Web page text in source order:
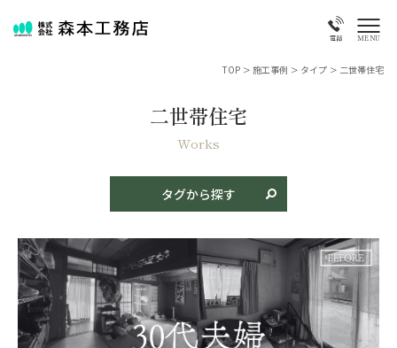
電話 MENU
TOP > 施工事例 > タイプ > 二世帯住宅
二世帯住宅
Works
タグから探す
商品名
古民家再生
タイプ
二階建て 特殊・変形地 二世帯住宅
テイスト
和風 モダン 和モダン 洋風
素材